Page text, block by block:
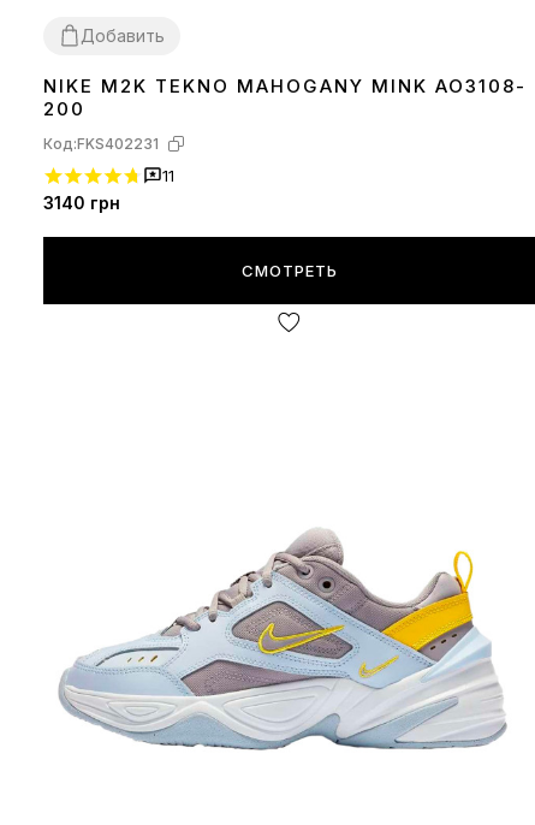
Добавить
37
NIKE M2K TEKNO MAHOGANY MINK AO3108-
200
Код:FKS402231
11
3140 грн
СМОТРЕТЬ